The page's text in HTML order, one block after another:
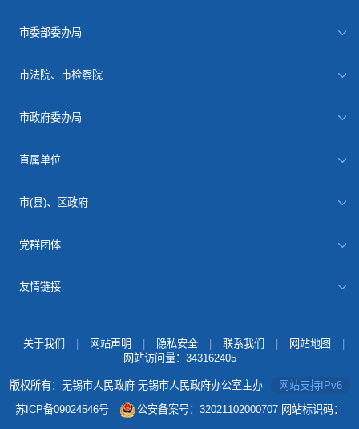
市委部委办局
市法院、市检察院
市政府委办局
直属单位
市(县)、区政府
党群团体
友情链接
关于我们 网站声明 隐私安全 联系我们 网站地图
网站访问量： 343162405
版权所有：无锡市人民政府 无锡市人民政府办公室主办
网站支持IPv6
苏ICP备09024546号
公安备案号：32021102000707 网站标识码：